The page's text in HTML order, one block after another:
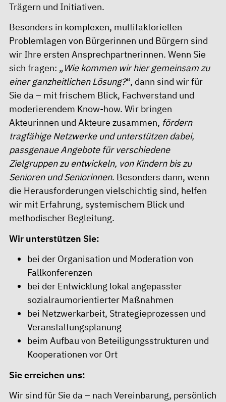
Trägern und Initiativen.
Besonders in komplexen, multifaktoriellen
Problemlagen von Bürgerinnen und Bürgern sind
wir Ihre ersten Ansprechpartnerinnen. Wenn Sie
sich fragen: „ Wie kommen wir hier gemeinsam zu
einer ganzheitlichen Lösung?“, dann sind wir für
Sie da – mit frischem Blick, Fachverstand und
moderierendem Know-how. Wir bringen
Akteurinnen und Akteure zusammen, fördern
tragfähige Netzwerke und unterstützen dabei,
passgenaue Angebote für verschiedene
Zielgruppen zu entwickeln, von Kindern bis zu
Senioren und Seniorinnen. Besonders dann, wenn
die Herausforderungen vielschichtig sind, helfen
wir mit Erfahrung, systemischem Blick und
methodischer Begleitung.
Wir unterstützen Sie:
bei der Organisation und Moderation von
Fallkonferenzen
bei der Entwicklung lokal angepasster
sozialraumorientierter Maßnahmen
bei Netzwerkarbeit, Strategieprozessen und
Veranstaltungsplanung
beim Aufbau von Beteiligungsstrukturen und
Kooperationen vor Ort
Sie erreichen uns:
Wir sind für Sie da – nach Vereinbarung, persönlich